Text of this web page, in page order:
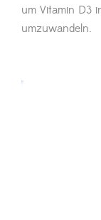
um Vitamin D3
umzuwandeln.